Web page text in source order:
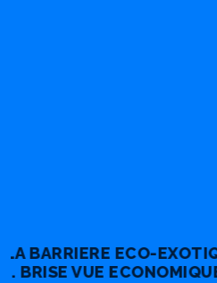
NOS ARTICLES SOUS
DE PROPRIETE